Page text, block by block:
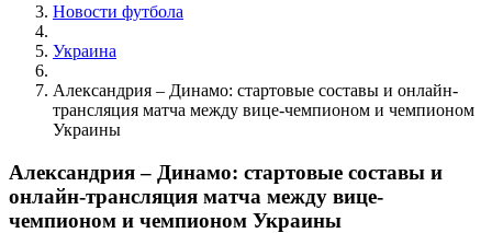
Новости футбола
Украина
Александрия – Динамо: стартовые составы и онлайн-
трансляция матча между вице-чемпионом и чемпионом
Украины
Александрия – Динамо: стартовые составы и
онлайн-трансляция матча между вице-
чемпионом и чемпионом Украины